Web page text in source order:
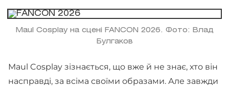
Maul Cosplay на сцені FANCON 2026. Фото: Влад
Булгаков
Maul Cosplay зізнається, що вже й не знає, хто він
насправді, за всіма своїми образами. Але завжди